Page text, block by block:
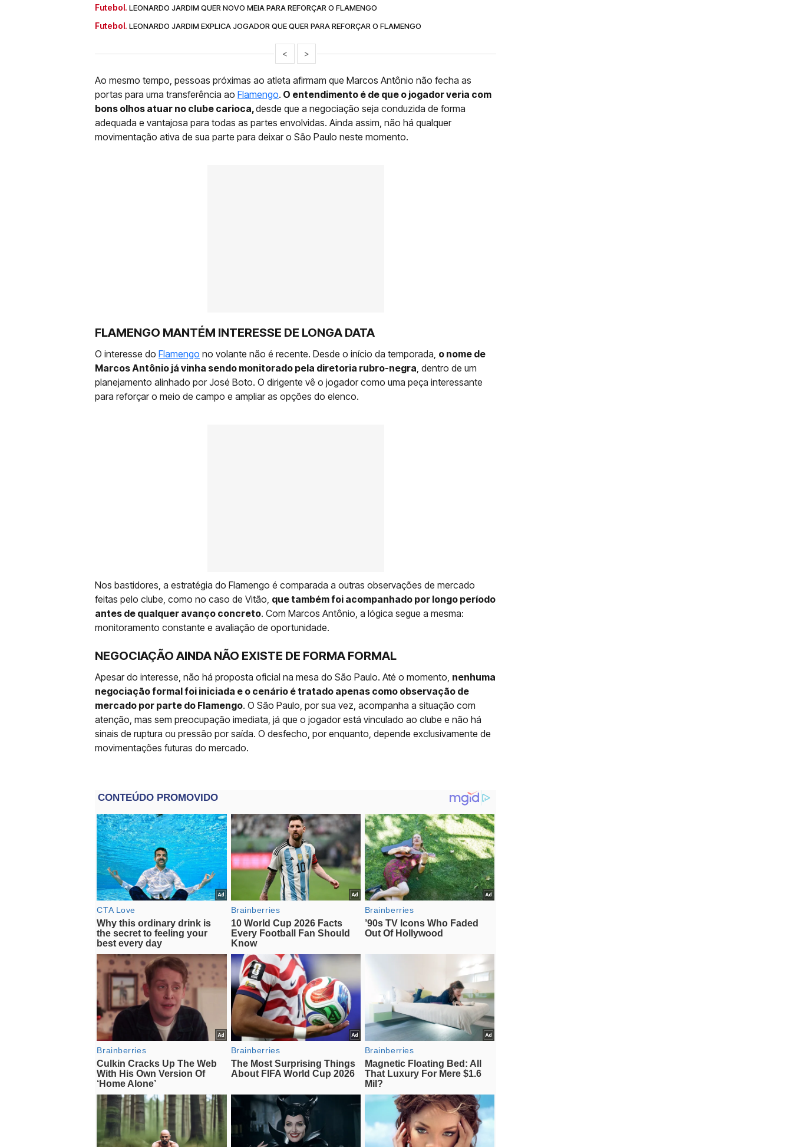
Futebol. LEONARDO JARDIM QUER NOVO MEIA PARA REFORÇAR O FLAMENGO
Futebol. LEONARDO JARDIM EXPLICA JOGADOR QUE QUER PARA REFORÇAR O FLAMENGO
< >
Ao mesmo tempo, pessoas próximas ao atleta afirmam que Marcos Antônio não fecha as
portas para uma transferência ao Flamengo. O entendimento é de que o jogador veria com
bons olhos atuar no clube carioca,desde que a negociação seja conduzida de forma
adequada e vantajosa para todas as partes envolvidas. Ainda assim, não há qualquer
movimentação ativa de sua parte para deixar o São Paulo neste momento.
FLAMENGO MANTÉM INTERESSE DE LONGA DATA
O interesse do Flamengo no volante não é recente. Desde o início da temporada, o nome de
Marcos Antônio já vinha sendo monitorado pela diretoria rubro-negra, dentro de um
planejamento alinhado por José Boto. O dirigente vê o jogador como uma peça interessante
para reforçar o meio de campo e ampliar as opções do elenco.
Nos bastidores, a estratégia do Flamengo é comparada a outras observações de mercado
feitas pelo clube, como no caso de Vitão, que também foi acompanhado por longo período
antes de qualquer avanço concreto. Com Marcos Antônio, a lógica segue a mesma:
monitoramento constante e avaliação de oportunidade.
NEGOCIAÇÃO AINDA NÃO EXISTE DE FORMA FORMAL
Apesar do interesse, não há proposta oficial na mesa do São Paulo. Até o momento, nenhuma
negociação formal foi iniciada e o cenário é tratado apenas como observação de
mercado por parte do Flamengo. O São Paulo, por sua vez, acompanha a situação com
atenção, mas sem preocupação imediata, já que o jogador está vinculado ao clube e não há
sinais de ruptura ou pressão por saída. O desfecho, por enquanto, depende exclusivamente de
movimentações futuras do mercado.